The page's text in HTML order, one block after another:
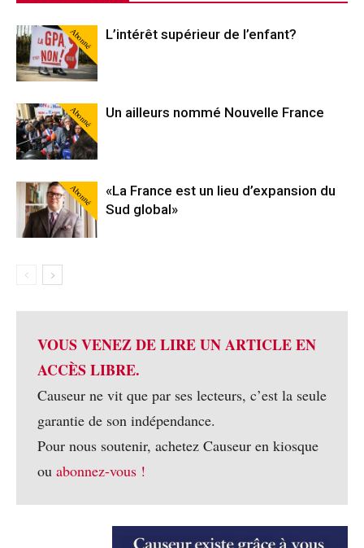
Abonné L’intérêt supérieur de l’enfant?
Abonné Un ailleurs nommé Nouvelle France
Abonné
«La France est un lieu d’expansion du
Sud global»
VOUS VENEZ DE LIRE UN ARTICLE EN
ACCÈS LIBRE.
Causeur ne vit que par ses lecteurs, c’est la seule
garantie de son indépendance.
Pour nous soutenir, achetez Causeur en kiosque
ou abonnez-vous !